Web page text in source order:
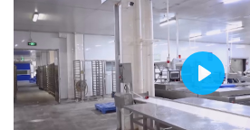
Play